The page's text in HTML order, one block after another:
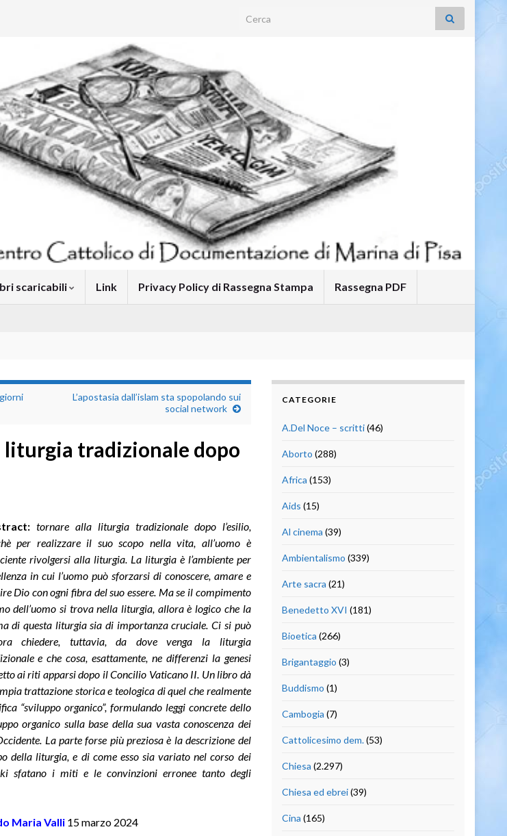
Search for:
scaricabili Link Privacy Policy di Rassegna Stampa Rassegna PDF
L’apostasia dall’islam sta spopolando sui
social network
liturgia tradizionale dopo
tornare alla liturgia tradizionale dopo l’esilio,
per realizzare il suo scopo nella vita, all’uomo è
rivolgersi alla liturgia. La liturgia è l’ambiente per
in cui l’uomo può sforzarsi di conoscere, amare e
Dio con ogni fibra del suo essere. Ma se il compimento
dell’uomo si trova nella liturgia, allora è logico che la
di questa liturgia sia di importanza cruciale.Ci si può
chiedere, tuttavia, da dove venga la liturgia
e che cosa, esattamente, ne differenzi la genesi
ai riti apparsi dopo il Concilio Vaticano II. Un libro dà
trattazione storica e teologica di quel che realmente
“sviluppo organico”, formulando leggi concrete dello
organico sulla base della sua vasta conoscenza dei
La parte forse più preziosa è la descrizione del
della liturgia, e di come esso sia variato nel corso dei
sfatano i miti e le convinzioni erronee tanto degli
Maria Valli 15 marzo 2024
CATEGORIE
A.Del Noce – scritti(46)
Aborto (288)
Africa (153)
Aids (15)
Al cinema (39)
Ambientalismo (339)
Arte sacra (21)
Benedetto XVI (181)
Bioetica (266)
Brigantaggio (3)
Buddismo (1)
Cambogia (7)
Cattolicesimo dem.(53)
Chiesa (2.297)
Chiesa ed ebrei(39)
Cina (165)